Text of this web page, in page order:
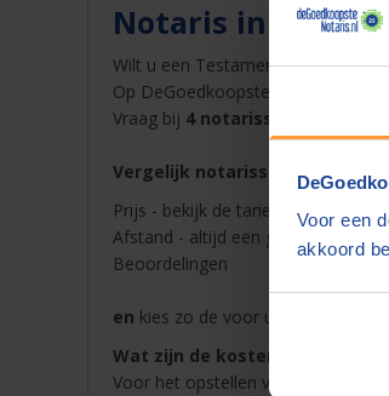
Voor een
akkoord
Notaris in Heeg
Wilt u een Testament opstellen
Op DeGoedkoopsteNotaris.nl
Vraag bij 4 notarissen een offerte
Vergelijk notarissen in Heeg op
Prijs - bekijk de tarieven van de
Afstand - altijd een goedkope
Beoordelingen
en kies zo de voor u beste notaris
Wat zijn de kosten van een
Voor het opstellen van een akte